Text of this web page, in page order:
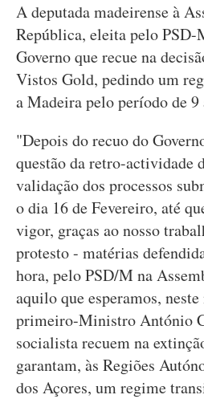
A deputada madeirense à
República, eleita pelo PSD-
Governo que recue na
Vistos Gold, pedindo um
a Madeira pelo período de 9
"Depois do recuo do
questão da retro-actividade
validação dos processos
o dia 16 de Fevereiro, até
vigor, graças ao nosso
protesto - matérias
hora, pelo PSD/M na
aquilo que esperamos,
primeiro-Ministro António
socialista recuem na
garantam, às Regiões
dos Açores, um regime